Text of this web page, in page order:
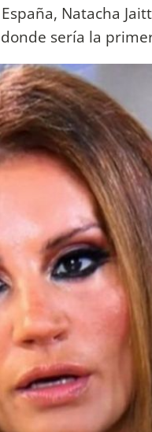
Natacha
sería la